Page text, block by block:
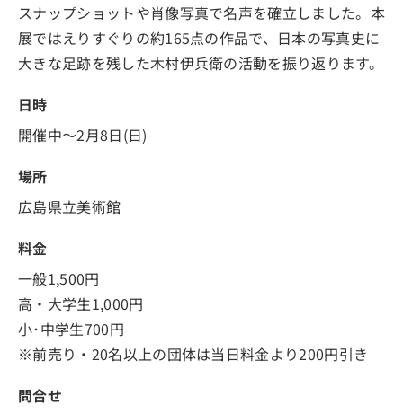
スナップショットや肖像写真で名声を確立しました。本
展ではえりすぐりの約165点の作品で、日本の写真史に
大きな足跡を残した木村伊兵衛の活動を振り返ります。
日時
開催中～2月8日(日)
場所
広島県立美術館
料金
一般1,500円
高・大学生1,000円
小･中学生700円
※前売り・20名以上の団体は当日料金より200円引き
問合せ